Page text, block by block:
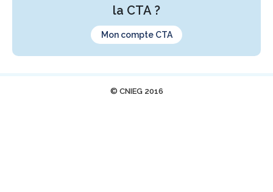
la CTA ?
Mon compte CTA
© CNIEG 2016